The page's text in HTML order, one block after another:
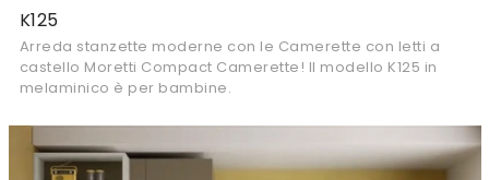
K125
Arreda stanzette moderne con le Camerette con letti a
castello Moretti Compact Camerette! Il modello K125 in
melaminico è per bambine.